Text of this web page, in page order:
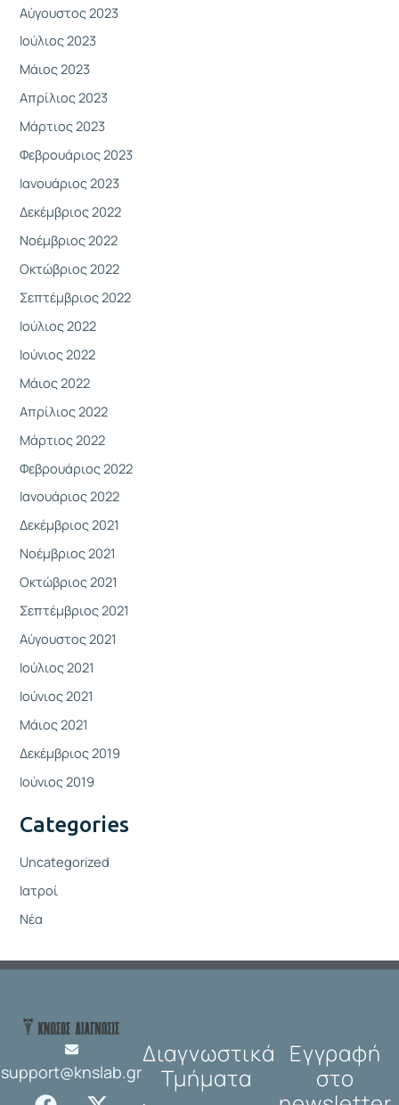
Αύγουστος 2023
Ιούλιος 2023
Μάιος 2023
Απρίλιος 2023
Μάρτιος 2023
Φεβρουάριος 2023
Ιανουάριος 2023
Δεκέμβριος 2022
Νοέμβριος 2022
Οκτώβριος 2022
Σεπτέμβριος 2022
Ιούλιος 2022
Ιούνιος 2022
Μάιος 2022
Απρίλιος 2022
Μάρτιος 2022
Φεβρουάριος 2022
Ιανουάριος 2022
Δεκέμβριος 2021
Νοέμβριος 2021
Οκτώβριος 2021
Σεπτέμβριος 2021
Αύγουστος 2021
Ιούλιος 2021
Ιούνιος 2021
Μάιος 2021
Δεκέμβριος 2019
Ιούνιος 2019
Categories
Uncategorized
Ιατροί
Νέα
support@knslab.gr
F X
I L
Διαγνωστικά
Τμήματα
Εγγραφή
στο